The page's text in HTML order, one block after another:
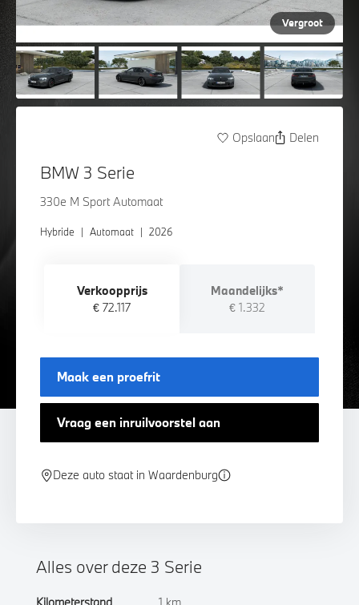
Vergroot
Opslaan Delen
BMW 3 Serie
330e M Sport Automaat
Hybride | Automaat | 2026
Verkoopprijs
€ 72.117
Maandelijks*
€ 1.332
Maak een proefrit
Vraag een inruilvoorstel aan
Deze auto staat in Waardenburg
Alles over deze 3 Serie